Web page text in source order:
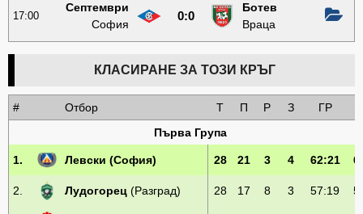
17:00
Септември
София
0:0
Ботев
Враца
КЛАСИРАНЕ ЗА ТОЗИ КРЪГ
# Отбор Т П Р З ГР
Първа Група
1. Левски (София) 28 21 3 4 62:21
2. Лудогорец (Разград) 28 17 8 3 57:19